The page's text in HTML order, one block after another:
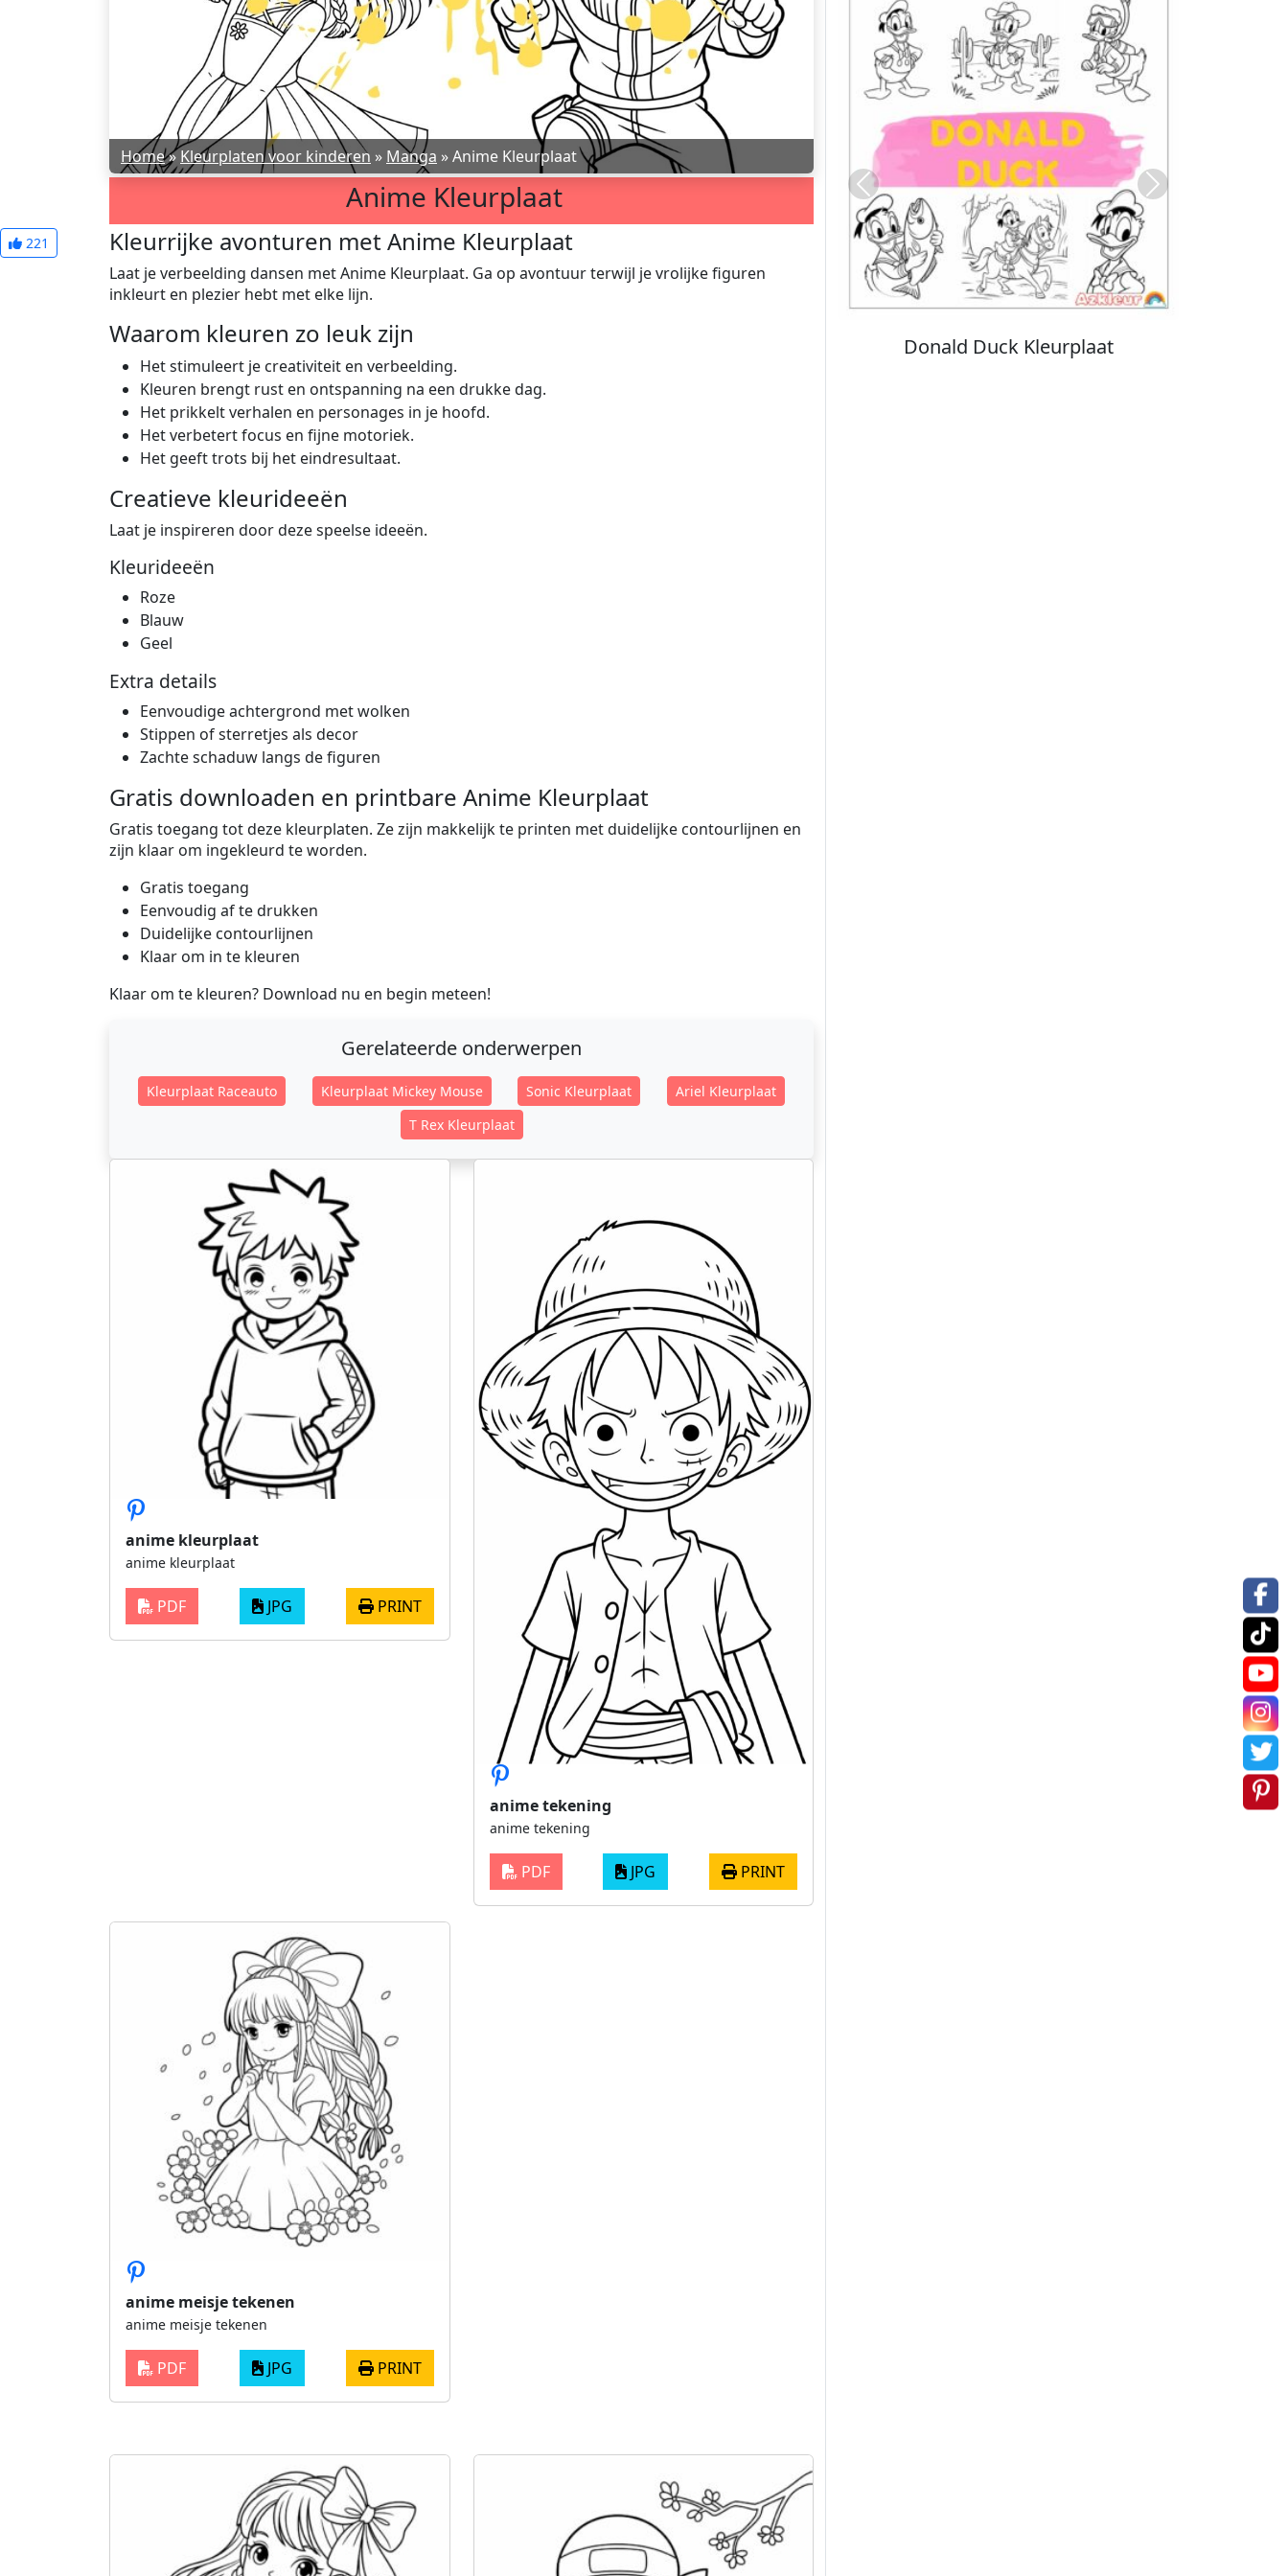
Home»Kleurplaten voor kinderen » Manga »Anime Kleurplaat
Anime Kleurplaat
221 Kleurrijke avonturen met Anime Kleurplaat
Laat je verbeelding dansen met Anime Kleurplaat. Ga op avontuur terwijl je vrolijke figuren
inkleurt en plezier hebt met elke lijn.
Waarom kleuren zo leuk zijn
Het stimuleert je creativiteit en verbeelding.
Kleuren brengt rust en ontspanning na een drukke dag.
Het prikkelt verhalen en personages in je hoofd.
Het verbetert focus en fijne motoriek.
Het geeft trots bij het eindresultaat.
Creatieve kleurideeën
Laat je inspireren door deze speelse ideeën.
Kleurideeën
Roze
Blauw
Geel
Extra details
Eenvoudige achtergrond met wolken
Stippen of sterretjes als decor
Zachte schaduw langs de figuren
Gratis downloaden en printbare Anime Kleurplaat
Gratis toegang tot deze kleurplaten. Ze zijn makkelijk te printen met duidelijke contourlijnen en
zijn klaar om ingekleurd te worden.
Gratis toegang
Eenvoudig af te drukken
Duidelijke contourlijnen
Klaar om in te kleuren
Klaar om te kleuren? Download nu en begin meteen!
Gerelateerde onderwerpen
Kleurplaat Raceauto Kleurplaat Mickey Mouse Sonic Kleurplaat
Ariel Kleurplaat
T Rex Kleurplaat
anime kleurplaat
anime kleurplaat
PDF JPG PRINT
anime tekening
anime tekening
PDF JPG PRINT
anime meisje tekenen
anime meisje tekenen
PDF JPG PRINT
Stitch Kleurplaat
Previous Next